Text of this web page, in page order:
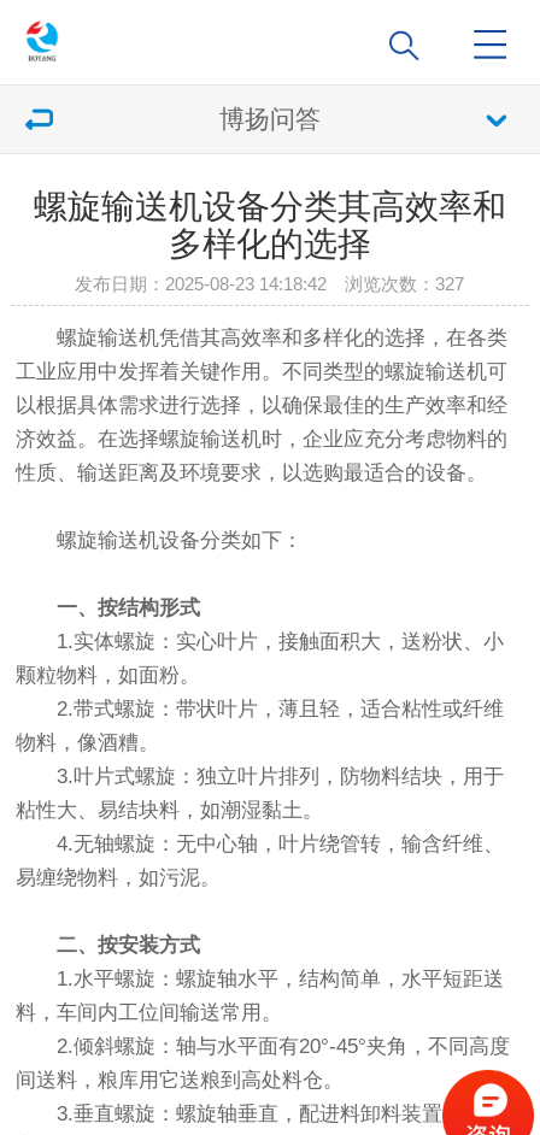
博扬问答
螺旋输送机设备分类其高效率和
多样化的选择
发布日期：2025-08-23 14:18:42 浏览次数：327
螺旋输送机凭借其高效率和多样化的选择，在各类
工业应用中发挥着关键作用。不同类型的螺旋输送机可
以根据具体需求进行选择，以确保最佳的生产效率和经
济效益。在选择螺旋输送机时，企业应充分考虑物料的
性质、输送距离及环境要求，以选购最适合的设备。
螺旋输送机设备分类如下：
一、按结构形式
1.实体螺旋：实心叶片，接触面积大，送粉状、小
颗粒物料，如面粉。
2.带式螺旋：带状叶片，薄且轻，适合粘性或纤维
物料，像酒糟。
3.叶片式螺旋：独立叶片排列，防物料结块，用于
粘性大、易结块料，如潮湿黏土。
4.无轴螺旋：无中心轴，叶片绕管转，输含纤维、
易缠绕物料，如污泥。
二、按安装方式
1.水平螺旋：螺旋轴水平，结构简单，水平短距送
料，车间内工位间输送常用。
2.倾斜螺旋：轴与水平面有20°-45°夹角，不同高度
间送料，粮库用它送粮到高处料仓。
3.垂直螺旋：螺旋轴垂直，配进料卸料装置，转速